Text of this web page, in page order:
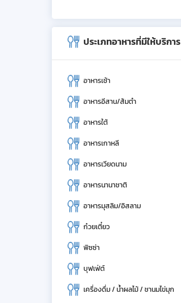
ประเภทอาหารที่มีให้บริการ
อาหารเช้า
อาหารอีสาน/ส้มตำ
อาหารใต้
อาหารเกาหลี
อาหารเวียดนาม
อาหารนานาชาติ
อาหารมุสลิม/อิสลาม
ก๋วยเตี๋ยว
พิซซ่า
บุฟเฟ่ต์
เครื่องดื่ม / น้ำผลไม้ / ชานมไข่มุก